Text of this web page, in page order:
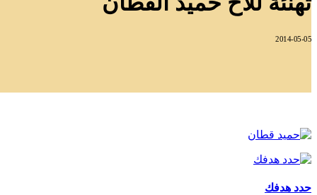
2014-05-05
حدد هدفك